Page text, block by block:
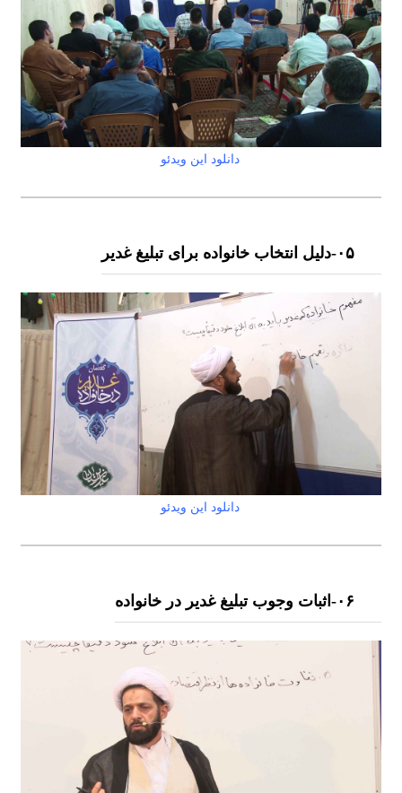
دانلود این ویدئو
۰۵-دلیل انتخاب خانواده برای تبلیغ غدیر
دانلود این ویدئو
۰۶-اثبات وجوب تبلیغ غدیر در خانواده